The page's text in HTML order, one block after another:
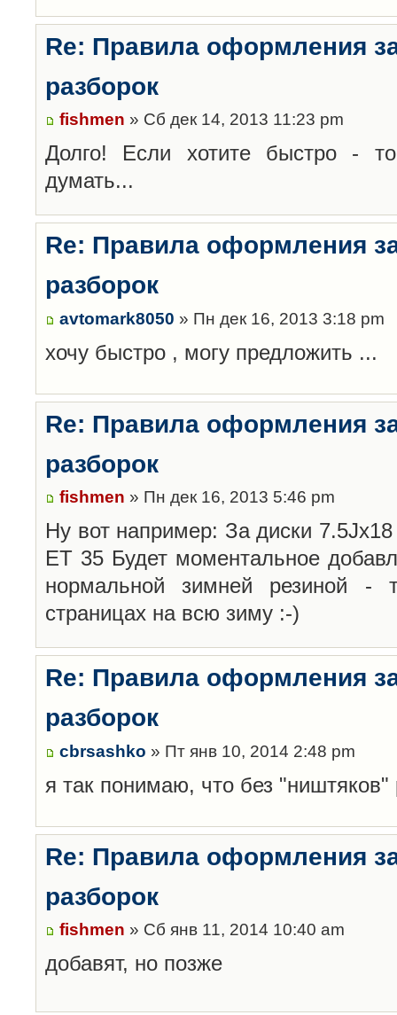
Re: Правила оформления
разборок
fishmen » Сб дек 14, 2013 11:23 pm
Долго! Если хотите быстро -
думать...
Re: Правила оформления
разборок
avtomark8050 » Пн дек 16, 2013 3:18 pm
хочу быстро , могу предложить ...
Re: Правила оформления
разборок
fishmen » Пн дек 16, 2013 5:46 pm
Ну вот например: За диски
ET 35 Будет моментальное
нормальной зимней резиной
страницах на всю зиму :-)
Re: Правила оформления
разборок
cbrsashko » Пт янв 10, 2014 2:48 pm
я так понимаю, что без "ништяков"
Re: Правила оформления
разборок
fishmen » Сб янв 11, 2014 10:40 am
добавят, но позже